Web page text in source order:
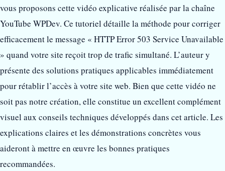
vous proposons cette vidéo explicative réalisée par la chaîne
YouTube WPDev. Ce tutoriel détaille la méthode pour corriger
efficacement le message « HTTP Error 503 Service Unavailable
» quand votre site reçoit trop de trafic simultané. L’auteur y
présente des solutions pratiques applicables immédiatement
pour rétablir l’accès à votre site web. Bien que cette vidéo ne
soit pas notre création, elle constitue un excellent complément
visuel aux conseils techniques développés dans cet article. Les
explications claires et les démonstrations concrètes vous
aideront à mettre en œuvre les bonnes pratiques
recommandées.